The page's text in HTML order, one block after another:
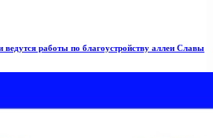
работы по благоустройству аллеи Славы